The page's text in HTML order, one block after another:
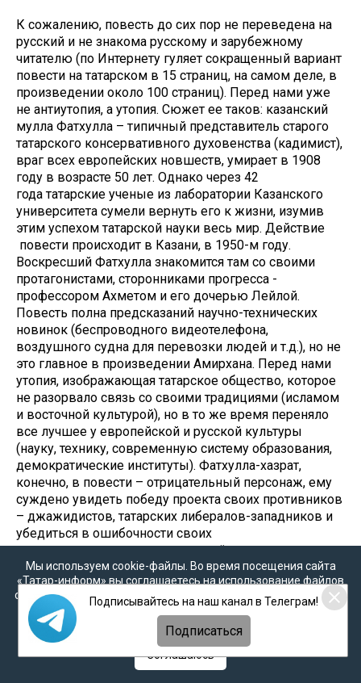
К сожалению, повесть до сих пор не переведена на
русский и не знакома русскому и зарубежному
читателю (по Интернету гуляет сокращенный вариант
повести на татарском в 15 страниц, на самом деле, в
произведении около 100 страниц). Перед нами уже
не антиутопия, а утопия. Сюжет ее таков: казанский
мулла Фатхулла – типичный представитель старого
татарского консервативного духовенства (кадимист),
враг всех европейских новшеств, умирает в 1908
году в возрасте 50 лет. Однако через 42
года татарские ученые из лаборатории Казанского
университета сумели вернуть его к жизни, изумив
этим успехом татарской науки весь мир. Действие
повести происходит в Казани, в 1950-м году.
Воскресший Фатхулла знакомится там со своими
протагонистами, сторонниками прогресса -
профессором Ахметом и его дочерью Лейлой.
Повесть полна предсказаний научно-технических
новинок (беспроводного видеотелефона,
воздушного судна для перевозки людей и т.д.), но не
это главное в произведении Амирхана. Перед нами
утопия, изображающая татарское общество, которое
не разорвало связь со своими традициями (исламом
и восточной культурой), но в то же время переняло
все лучшее у европейской и русской культуры
(науку, технику, современную систему образования,
демократические институты). Фатхулла-хазрат,
конечно, в повести – отрицательный персонаж, ему
суждено увидеть победу проекта своих противников
– джажидистов, татарских либералов-западников и
убедиться в ошибочности своих
ультраконсервативных воззрений.
Мы используем cookie-файлы. Во время посещения сайта
«Татар-информ» вы соглашаетесь на использование файлов
cookie в соответствии с настоящим уведомлением, согласием
наобработку персональных данных,Политикой о
персональных данных
Политикой конфиденциальности
Соглашаюсь
Подписывайтесь на наш канал в Телеграм!
Подписаться